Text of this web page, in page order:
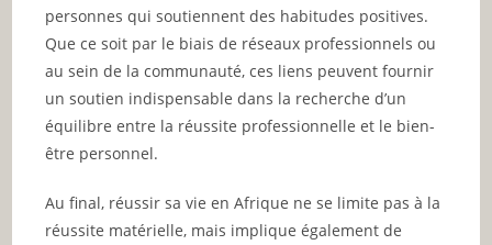
personnes qui soutiennent des habitudes positives.
Que ce soit par le biais de réseaux professionnels ou
au sein de la communauté, ces liens peuvent fournir
un soutien indispensable dans la recherche d’un
équilibre entre la réussite professionnelle et le bien-
être personnel.
Au final, réussir sa vie en Afrique ne se limite pas à la
réussite matérielle, mais implique également de